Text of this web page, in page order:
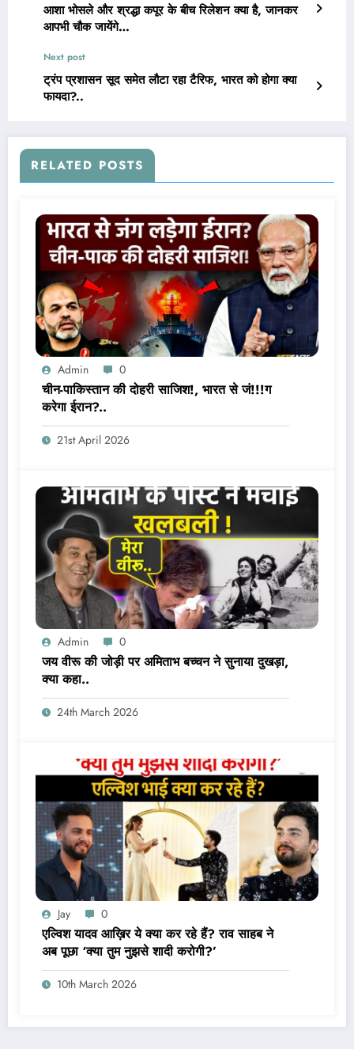
आशा भोसले और श्रद्धा कपूर के बीच रिलेशन क्या है, जानकर
आपभी चौक जायेंगे…
Next post
ट्रंप प्रशासन सूद समेत लौटा रहा टैरिफ, भारत को होगा क्या
फायदा?..
RELATED POSTS
Admin 0
चीन-पाकिस्तान की दोहरी साजिश!, भारत से जं!!!ग
करेगा ईरान?..
21st April 2026
Admin 0
जय वीरू की जोड़ी पर अमिताभ बच्चन ने सुनाया दुखड़ा,
क्या कहा..
24th March 2026
Jay 0
एल्विश यादव आख़िर ये क्या कर रहे हैं? राव साहब ने
अब पूछा ‘क्या तुम नुझसे शादी करोगी?’
10th March 2026